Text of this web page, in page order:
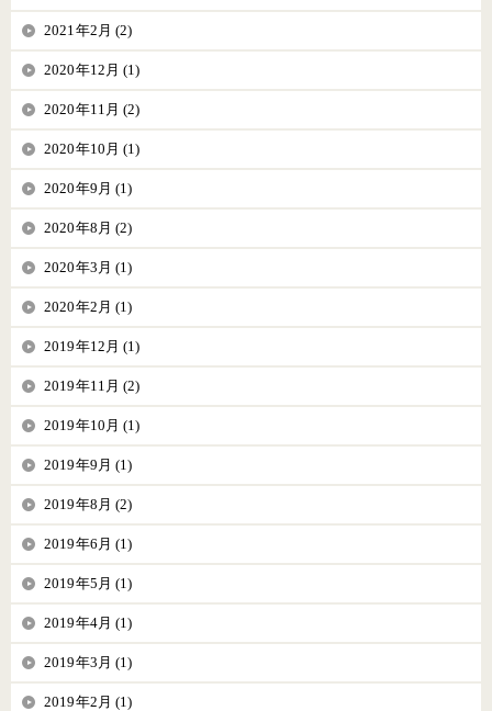
2021年2月 (2)
2020年12月 (1)
2020年11月 (2)
2020年10月 (1)
2020年9月 (1)
2020年8月 (2)
2020年3月 (1)
2020年2月 (1)
2019年12月 (1)
2019年11月 (2)
2019年10月 (1)
2019年9月 (1)
2019年8月 (2)
2019年6月 (1)
2019年5月 (1)
2019年4月 (1)
2019年3月 (1)
2019年2月 (1)